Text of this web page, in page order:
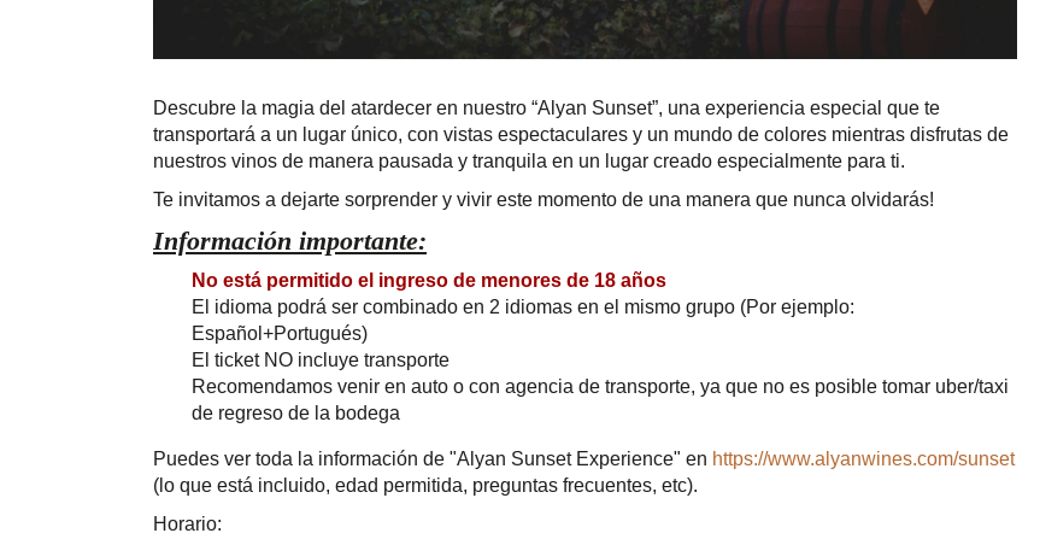
Descubre la magia del atardecer en nuestro “Alyan Sunset”, una experiencia especial que te
transportará a un lugar único, con vistas espectaculares y un mundo de colores mientras disfrutas de
nuestros vinos de manera pausada y tranquila en un lugar creado especialmente para ti.
Te invitamos a dejarte sorprender y vivir este momento de una manera que nunca olvidarás!
Información importante:
No está permitido el ingreso de menores de 18 años
El idioma podrá ser combinado en 2 idiomas en el mismo grupo (Por ejemplo:
Español+Portugués)
El ticket NO incluye transporte
Recomendamos venir en auto o con agencia de transporte, ya que no es posible tomar uber/taxi
de regreso de la bodega
Puedes ver toda la información de "Alyan Sunset Experience" en https://www.alyanwines.com/sunset
(lo que está incluido, edad permitida, preguntas frecuentes, etc).
Horario: